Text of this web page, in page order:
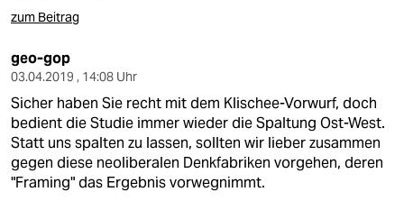
zum Beitrag
geo-gop
03.04.2019 , 14:08 Uhr
Sicher haben Sie recht mit dem Klischee-Vorwurf, doch
bedient die Studie immer wieder die Spaltung Ost-West.
Statt uns spalten zu lassen, sollten wir lieber zusammen
gegen diese neoliberalen Denkfabriken vorgehen, deren
"Framing" das Ergebnis vorwegnimmt.